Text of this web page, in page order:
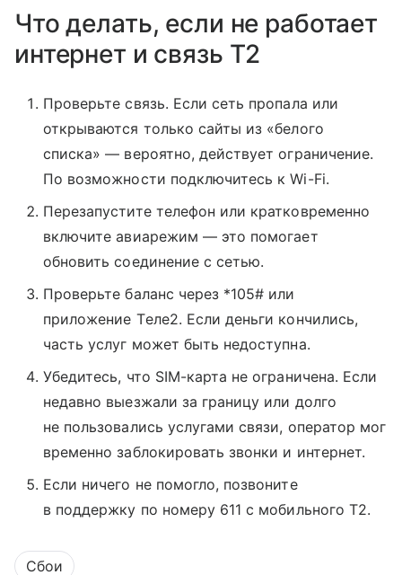
Что делать, если не работает
интернет и связь T2
Проверьте связь. Если сеть пропала или
открываются только сайты из «белого
списка» — вероятно, действует ограничение.
По возможности подключитесь к Wi-Fi.
Перезапустите телефон или кратковременно
включите авиарежим — это помогает
обновить соединение с сетью.
Проверьте баланс через *105# или
приложение Tеле2. Если деньги кончились,
часть услуг может быть недоступна.
Убедитесь, что SIM-карта не ограничена. Если
недавно выезжали за границу или долго
не пользовались услугами связи, оператор мог
временно заблокировать звонки и интернет.
Если ничего не помогло, позвоните
в поддержку по номеру 611 с мобильного T2.
Сбои